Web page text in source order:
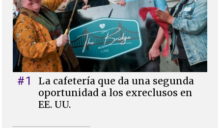
#1
La cafetería que da una segunda
oportunidad a los exreclusos en
EE. UU.